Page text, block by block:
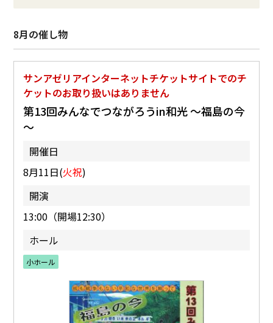
8月の催し物
サンアゼリアインターネットチケットサイトでのチ
ケットのお取り扱いはありません
第13回みんなでつながろうin和光 ～福島の今
～
開催日
8月11日(火祝)
開演
13:00（開場12:30）
ホール
小ホール